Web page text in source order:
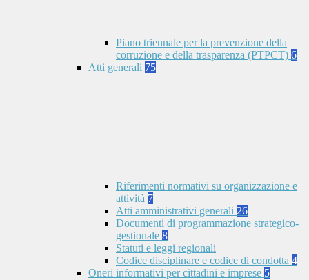
Piano triennale per la prevenzione della
corruzione e della trasparenza (PTPCT) 6
Atti generali 75
Riferimenti normativi su organizzazione e
attività 7
Atti amministrativi generali 26
Documenti di programmazione strategico-
gestionale 8
Statuti e leggi regionali
Codice disciplinare e codice di condotta 4
Oneri informativi per cittadini e imprese 5